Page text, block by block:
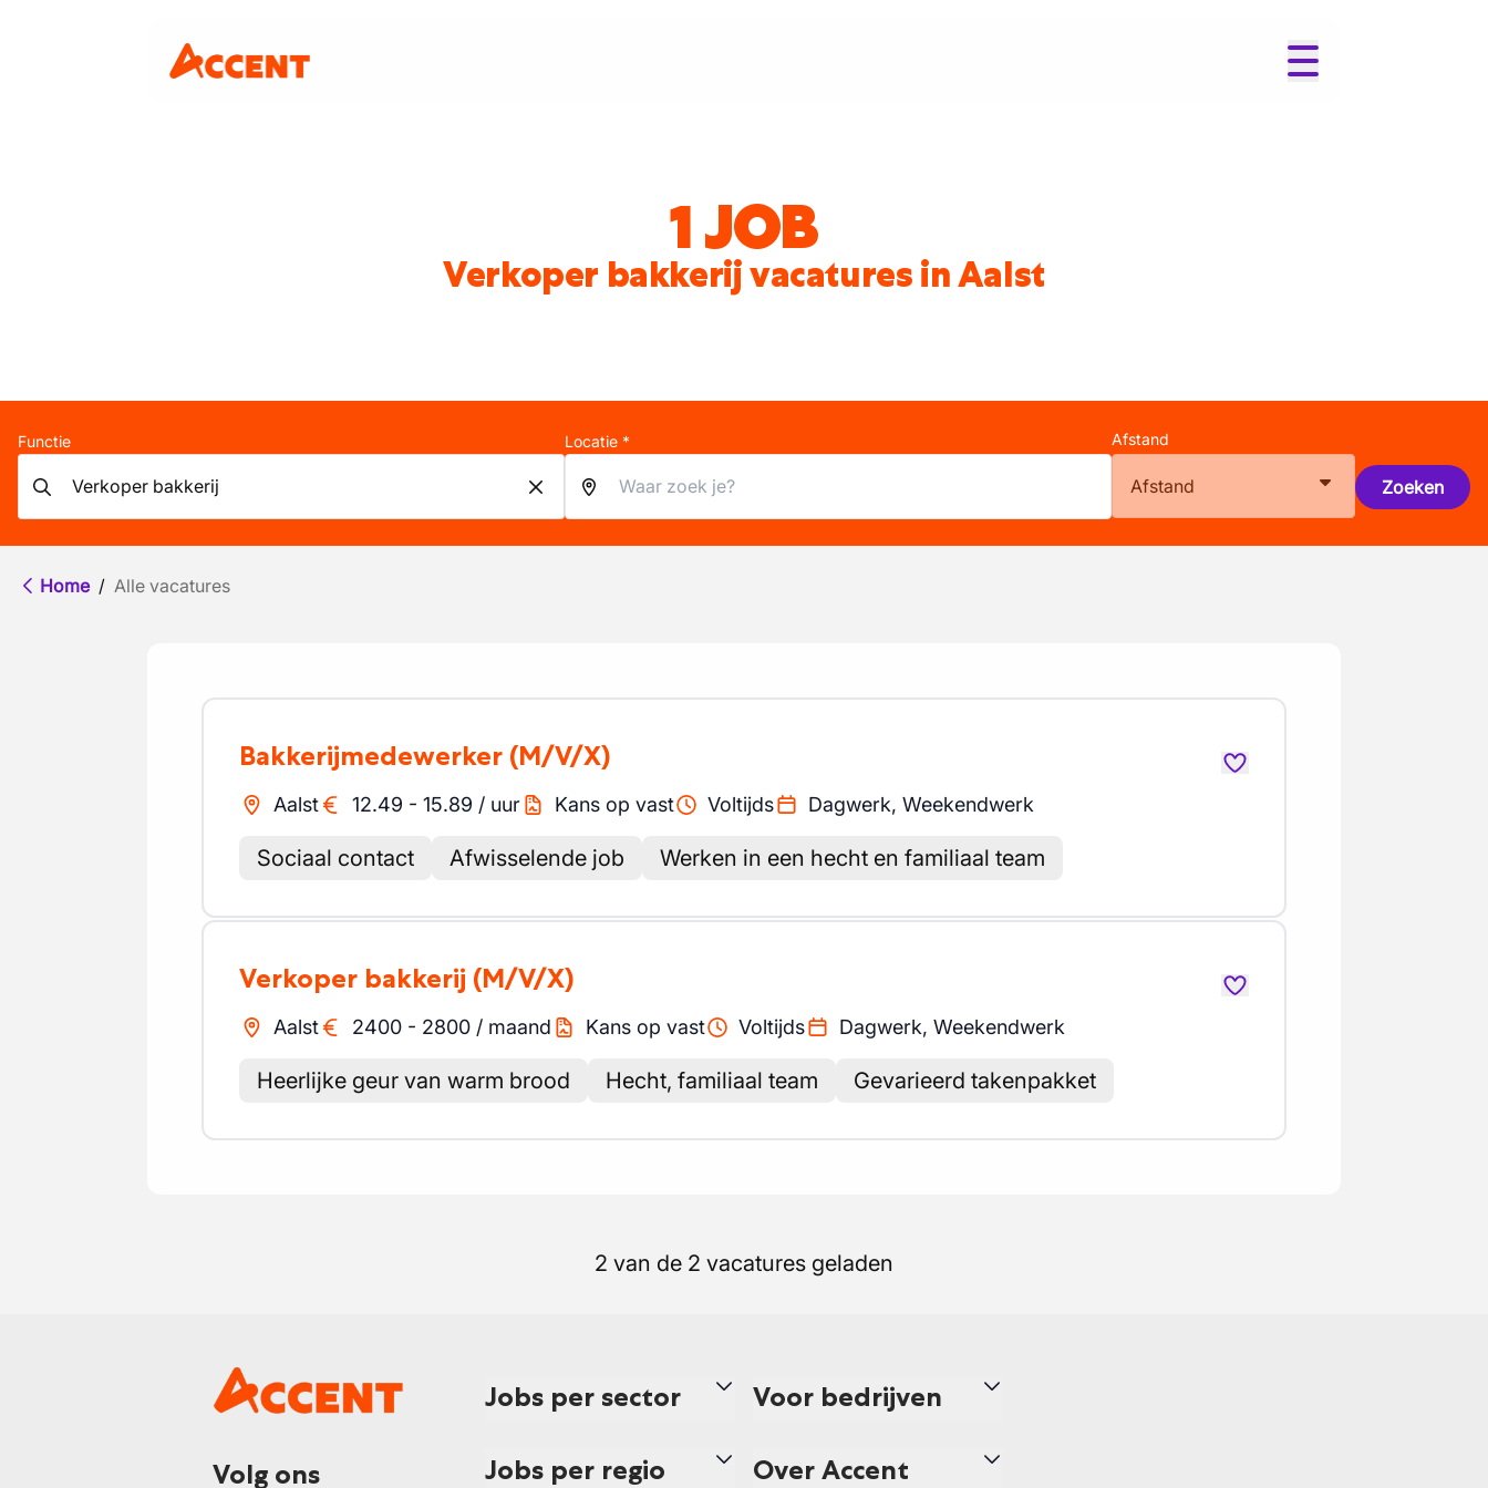
1 JOB
Verkoper bakkerij vacatures in Aalst
Functie Locatie * Afstand
Afstand Zoeken
Home / Alle vacatures
Bakkerijmedewerker (M/V/X)
Aalst 12.49 - 15.89 / uur Kans op vast Voltijds Dagwerk, Weekendwerk
Sociaal contact Afwisselende job Werken in een hecht en familiaal team
Verkoper bakkerij (M/V/X)
Aalst 2400 - 2800 / maand Kans op vast Voltijds Dagwerk, Weekendwerk
Heerlijke geur van warm brood Hecht, familiaal team Gevarieerd takenpakket
2 van de 2 vacatures geladen
Volg ons
Jobs per sector
Jobs per regio
Voor bedrijven
Over Accent